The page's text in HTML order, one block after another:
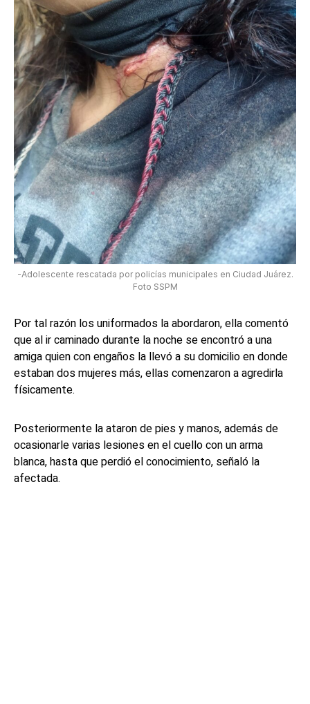
-Adolescente rescatada por policías municipales en Ciudad Juárez.
Foto SSPM
Por tal razón los uniformados la abordaron, ella comentó
que al ir caminado durante la noche se encontró a una
amiga quien con engaños la llevó a su domicilio en donde
estaban dos mujeres más, ellas comenzaron a agredirla
físicamente.
Posteriormente la ataron de pies y manos, además de
ocasionarle varias lesiones en el cuello con un arma
blanca, hasta que perdió el conocimiento, señaló la
afectada.